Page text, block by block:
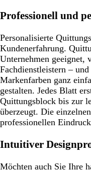
Professionell und
Personalisierte
Kundenerfahrung.
Unternehmen geeignet,
Fachdienstleistern –
Markenfarben ganz
gestalten. Jedes Blatt
Quittungsblock bis zur
überzeugt. Die
professionellen
Intuitiver
Möchten auch Sie Ihre